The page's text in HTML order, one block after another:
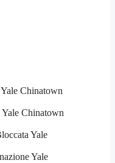
Chinatown
Yale Chinatown
Yale
Yale